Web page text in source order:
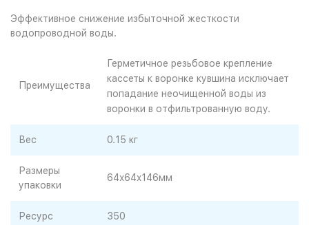
Эффективное снижение избыточной жесткости
водопроводной воды.
Преимущества
Герметичное резьбовое крепление
кассеты к воронке кувшина исключает
попадание неочищенной воды из
воронки в отфильтрованную воду.
Вес 0.15 кг
Размеры
упаковки
64x64x146мм
Ресурс 350